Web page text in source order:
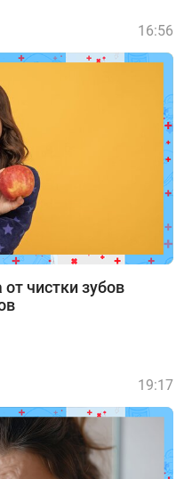
чистки зубов
16:56
19:17